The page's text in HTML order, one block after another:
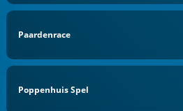
Paardenrace
Poppenhuis Spel